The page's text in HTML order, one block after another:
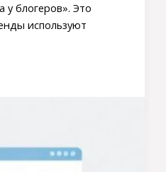
у блогеров». Это
используют